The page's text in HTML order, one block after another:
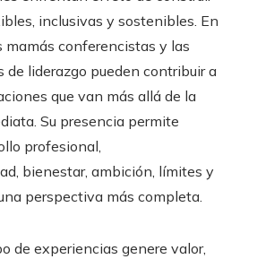
inclusivas y sostenibles. En
mamás conferencistas y las
de liderazgo pueden contribuir a
que van más allá de la
Su presencia permite
profesional,
bienestar, ambición, límites y
perspectiva más completa.
de experiencias genere valor,